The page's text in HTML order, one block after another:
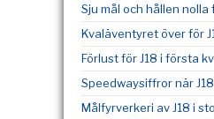
Sju mål och hållen nolla
Kvaläventyret över för
Förlust för J18 i första
Speedwaysiffror när
Målfyrverkeri av J18 i